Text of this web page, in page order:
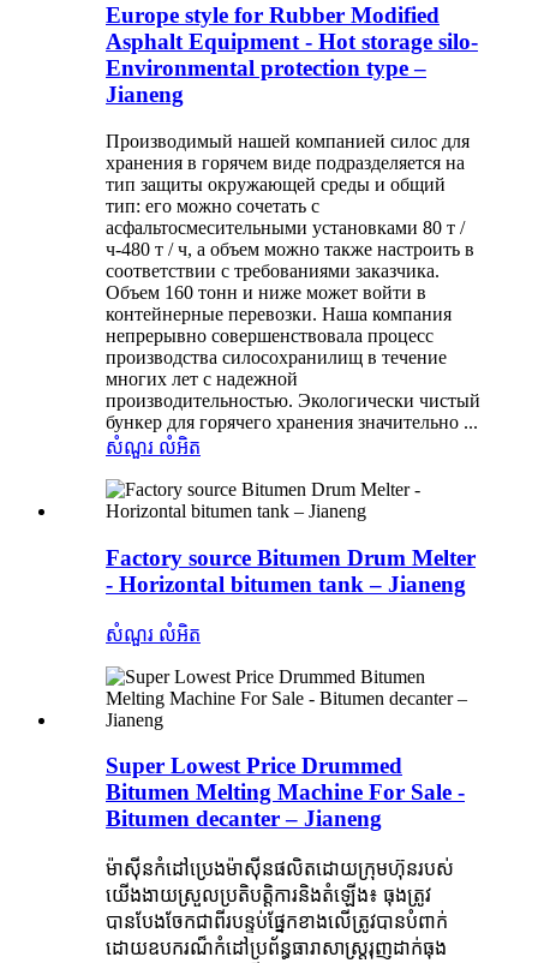
Europe style for Rubber Modified
Asphalt Equipment - Hot storage silo-
Environmental protection type –
Jianeng
Производимый нашей компанией силос для
хранения в горячем виде подразделяется на
тип защиты окружающей среды и общий
тип: его можно сочетать с
асфальтосмесительными установками 80 т /
ч-480 т / ч, а объем можно также настроить в
соответствии с требованиями заказчика.
Объем 160 тонн и ниже может войти в
контейнерные перевозки. Наша компания
непрерывно совершенствовала процесс
производства силосохранилищ в течение
многих лет с надежной
производительностью. Экологически чистый
бункер для горячего хранения значительно ...
សំណួរ លំអិត
Factory source Bitumen Drum Melter
- Horizontal bitumen tank – Jianeng
សំណួរ លំអិត
Super Lowest Price Drummed
Bitumen Melting Machine For Sale -
Bitumen decanter – Jianeng
ម៉ាស៊ីនកំដៅប្រេងម៉ាស៊ីនផលិតដោយក្រុមហ៊ុនរបស់
យើងងាយស្រួលប្រតិបត្តិការនិងតំឡើង៖ ធុងត្រូវ
បានបែងចែកជាពីរបន្ទប់ផ្នែកខាងលើត្រូវបានបំពាក់
ដោយឧបករណ៏កំដៅប្រព័ន្ធធារាសាស្ត្ររុញដាក់ធុង